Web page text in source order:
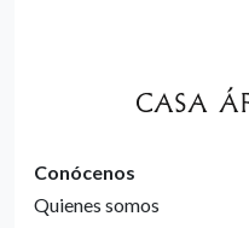
Conócenos
Quienes somos